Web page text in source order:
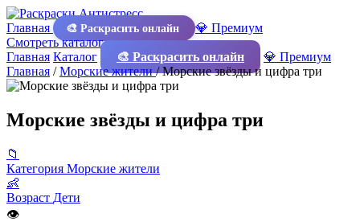
Главная 🎨 Раскрасить онлайн
💎 Премиум
Смотреть каталог
Главная Каталог 🎨 Раскрасить онлайн
💎 Премиум
Главная /Морские жители/Морские звёзды и цифра три
Морские звёзды и цифра три
📁
Категория Морские жители
👶
Возраст Дети
👁